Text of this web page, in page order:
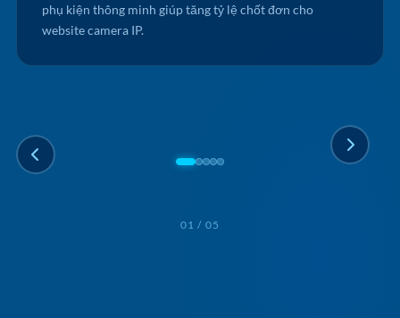
phụ kiện thông minh giúp tăng tỷ lệ chốt đơn cho
website camera IP.
01 / 05